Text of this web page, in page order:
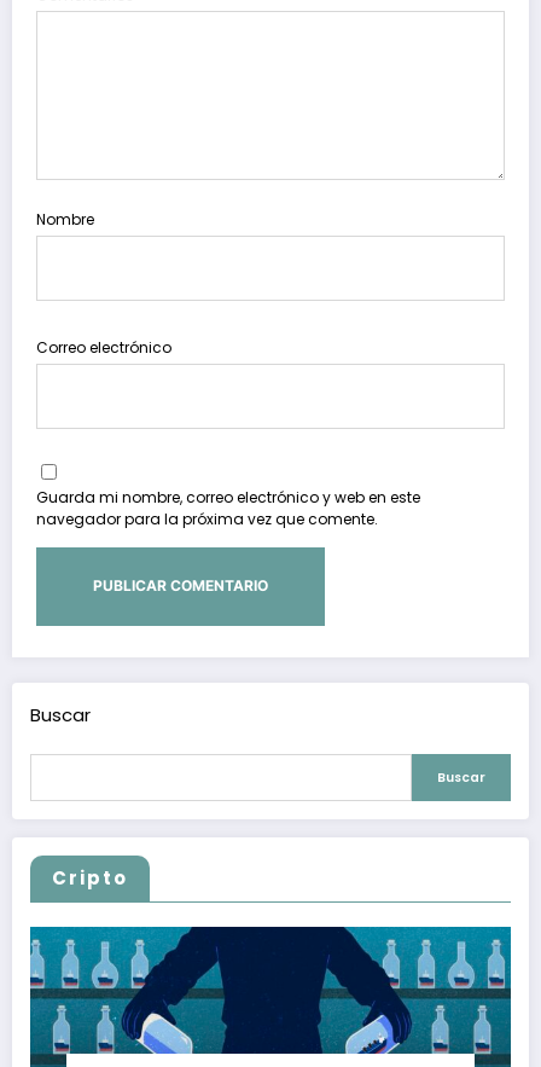
Nombre
Correo electrónico
Guarda mi nombre, correo electrónico y web en este
navegador para la próxima vez que comente.
Buscar
Buscar
Cripto